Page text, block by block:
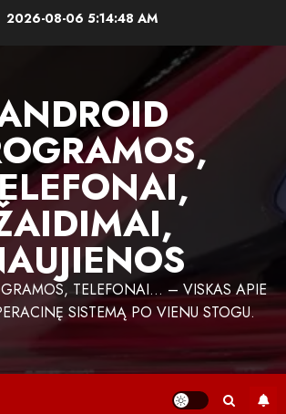
2026-08-06 5:14:49 AM
TELEFONAI… – VISKAS APIE
SISTEMĄ PO VIENU STOGU.